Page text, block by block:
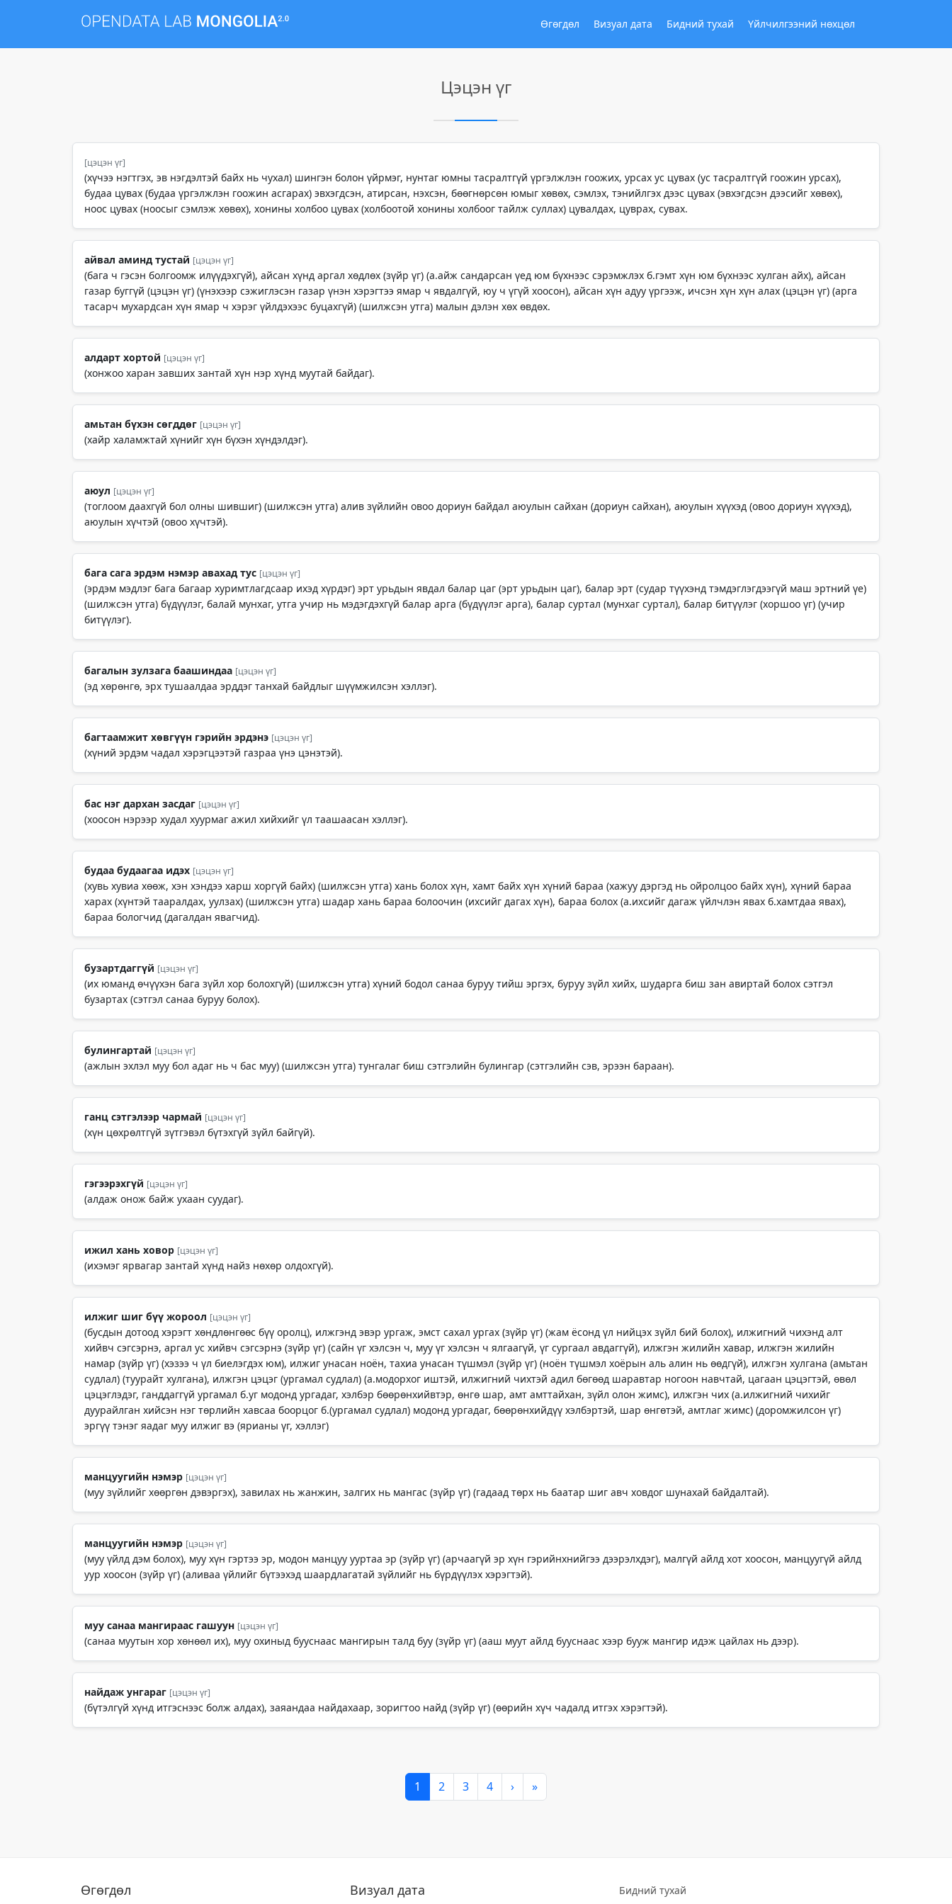
Өгөгдөл Визуал дата Бидний тухай Үйлчилгээний нөхцөл
Цэцэн үг
[цэцэн үг]
(хүчээ нэгтгэх, эв нэгдэлтэй байх нь чухал) шингэн болон үйрмэг, нунтаг юмны тасралтгүй үргэлжлэн гоожих, урсах ус цувах (ус тасралтгүй гоожин урсах),
будаа цувах (будаа үргэлжлэн гоожин асгарах) эвхэгдсэн, атирсан, нэхсэн, бөөгнөрсөн юмыг хөвөх, сэмлэх, тэнийлгэх дээс цувах (эвхэгдсэн дээсийг хөвөх),
ноос цувах (ноосыг сэмлэж хөвөх), хонины холбоо цувах (холбоотой хонины холбоог тайлж суллах) цувалдах, цуврах, сувах.
айвал аминд тустай [цэцэн үг]
(бага ч гэсэн болгоомж илүүдэхгүй), айсан хүнд аргал хөдлөх (зүйр үг) (а.айж сандарсан үед юм бүхнээс сэрэмжлэх б.гэмт хүн юм бүхнээс хулган айх), айсан
газар буггүй (цэцэн үг) (үнэхээр сэжиглэсэн газар үнэн хэрэгтээ ямар ч явдалгүй, юу ч үгүй хоосон), айсан хүн адуу үргээж, ичсэн хүн хүн алах (цэцэн үг) (арга
тасарч мухардсан хүн ямар ч хэрэг үйлдэхээс буцахгүй) (шилжсэн утга) малын дэлэн хөх өвдөх.
алдарт хортой [цэцэн үг]
(хонжоо харан завших зантай хүн нэр хүнд муутай байдаг).
амьтан бүхэн сөгддөг [цэцэн үг]
(хайр халамжтай хүнийг хүн бүхэн хүндэлдэг).
аюул [цэцэн үг]
(тоглоом даахгүй бол олны шившиг) (шилжсэн утга) алив зүйлийн овоо дориун байдал аюулын сайхан (дориун сайхан), аюулын хүүхэд (овоо дориун хүүхэд),
аюулын хүчтэй (овоо хүчтэй).
бага сага эрдэм нэмэр авахад тус [цэцэн үг]
(эрдэм мэдлэг бага багаар хуримтлагдсаар ихэд хүрдэг) эрт урьдын явдал балар цаг (эрт урьдын цаг), балар эрт (судар түүхэнд тэмдэглэгдээгүй маш эртний үе)
(шилжсэн утга) бүдүүлэг, балай мунхаг, утга учир нь мэдэгдэхгүй балар арга (бүдүүлэг арга), балар суртал (мунхаг суртал), балар битүүлэг (хоршоо үг) (учир
битүүлэг).
багалын зулзага баашиндаа [цэцэн үг]
(эд хөрөнгө, эрх тушаалдаа эрддэг танхай байдлыг шүүмжилсэн хэллэг).
багтаамжит хөвгүүн гэрийн эрдэнэ [цэцэн үг]
(хүний эрдэм чадал хэрэгцээтэй газраа үнэ цэнэтэй).
бас нэг дархан засдаг [цэцэн үг]
(хоосон нэрээр худал хуурмаг ажил хийхийг үл таашаасан хэллэг).
будаа будаагаа идэх [цэцэн үг]
(хувь хувиа хөөж, хэн хэндээ харш хоргүй байх) (шилжсэн утга) хань болох хүн, хамт байх хүн хүний бараа (хажуу дэргэд нь ойролцоо байх хүн), хүний бараа
харах (хүнтэй тааралдах, уулзах) (шилжсэн утга) шадар хань бараа болоочин (ихсийг дагах хүн), бараа болох (а.ихсийг дагаж үйлчлэн явах б.хамтдаа явах),
бараа бологчид (дагалдан явагчид).
бузартдаггүй [цэцэн үг]
(их юманд өчүүхэн бага зүйл хор болохгүй) (шилжсэн утга) хүний бодол санаа буруу тийш эргэх, буруу зүйл хийх, шударга биш зан авиртай болох сэтгэл
бузартах (сэтгэл санаа буруу болох).
булингартай [цэцэн үг]
(ажлын эхлэл муу бол адаг нь ч бас муу) (шилжсэн утга) тунгалаг биш сэтгэлийн булингар (сэтгэлийн сэв, эрээн бараан).
ганц сэтгэлээр чармай [цэцэн үг]
(хүн цөхрөлтгүй зүтгэвэл бүтэхгүй зүйл байгүй).
гэгээрэхгүй [цэцэн үг]
(алдаж онож байж ухаан суудаг).
ижил хань ховор [цэцэн үг]
(ихэмэг ярвагар зантай хүнд найз нөхөр олдохгүй).
илжиг шиг бүү жороол [цэцэн үг]
(бусдын дотоод хэрэгт хөндлөнгөөс бүү оролц), илжгэнд эвэр ургаж, эмст сахал ургах (зүйр үг) (жам ёсонд үл нийцэх зүйл бий болох), илжигний чихэнд алт
хийвч сэгсэрнэ, аргал ус хийвч сэгсэрнэ (зүйр үг) (сайн үг хэлсэн ч, муу үг хэлсэн ч ялгаагүй, үг сургаал авдаггүй), илжгэн жилийн хавар, илжгэн жилийн
намар (зүйр үг) (хэзээ ч үл биелэгдэх юм), илжиг унасан ноён, тахиа унасан түшмэл (зүйр үг) (ноён түшмэл хоёрын аль алин нь өөдгүй), илжгэн хулгана (амьтан
судлал) (туурайт хулгана), илжгэн цэцэг (ургамал судлал) (а.модорхог иштэй, илжигний чихтэй адил бөгөөд шаравтар ногоон навчтай, цагаан цэцэгтэй, өвөл
цэцэглэдэг, ганддаггүй ургамал б.уг модонд ургадаг, хэлбэр бөөрөнхийвтэр, өнгө шар, амт амттайхан, зүйл олон жимс), илжгэн чих (а.илжигний чихийг
дуурайлган хийсэн нэг төрлийн хавсаа боорцог б.(ургамал судлал) модонд ургадаг, бөөрөнхийдүү хэлбэртэй, шар өнгөтэй, амтлаг жимс) (доромжилсон үг)
эргүү тэнэг яадаг муу илжиг вэ (ярианы үг, хэллэг)
манцуугийн нэмэр [цэцэн үг]
(муу зүйлийг хөөргөн дэвэргэх), завилах нь жанжин, залгих нь мангас (зүйр үг) (гадаад төрх нь баатар шиг авч ховдог шунахай байдалтай).
манцуугийн нэмэр [цэцэн үг]
(муу үйлд дэм болох), муу хүн гэртээ эр, модон манцуу ууртаа эр (зүйр үг) (арчаагүй эр хүн гэрийнхнийгээ дээрэлхдэг), малгүй айлд хот хоосон, манцуугүй айлд
уур хоосон (зүйр үг) (аливаа үйлийг бүтээхэд шаардлагатай зүйлийг нь бүрдүүлэх хэрэгтэй).
муу санаа мангираас гашуун [цэцэн үг]
(санаа муутын хор хөнөөл их), муу охиныд бууснаас мангирын талд буу (зүйр үг) (ааш муут айлд бууснаас хээр бууж мангир идэж цайлах нь дээр).
найдаж унгараг [цэцэн үг]
(бүтэлгүй хүнд итгэснээс болж алдах), заяандаа найдахаар, зоригтоо найд (зүйр үг) (өөрийн хүч чадалд итгэх хэрэгтэй).
1 2 3 4 › »
Өгөгдөл Визуал дата
Бидний тухай